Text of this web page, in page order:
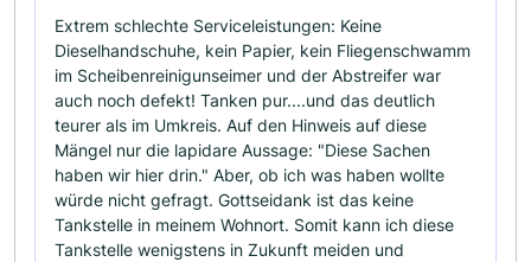
Extrem schlechte Serviceleistungen: Keine
Dieselhandschuhe, kein Papier, kein Fliegenschwamm
im Scheibenreinigunseimer und der Abstreifer war
auch noch defekt! Tanken pur....und das deutlich
teurer als im Umkreis. Auf den Hinweis auf diese
Mängel nur die lapidare Aussage: "Diese Sachen
haben wir hier drin." Aber, ob ich was haben wollte
würde nicht gefragt. Gottseidank ist das keine
Tankstelle in meinem Wohnort. Somit kann ich diese
Tankstelle wenigstens in Zukunft meiden und